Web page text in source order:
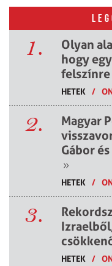
1.
Olyan
hogy
HETEK /
2.
Magyar
Gábor
»
HETEK /
3.
HETEK /